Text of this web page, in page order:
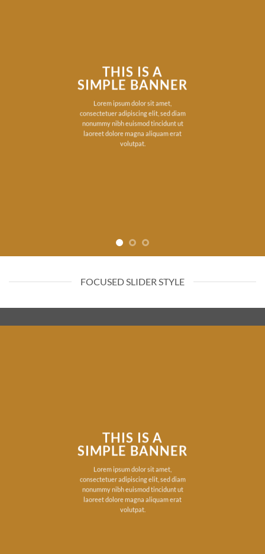
THIS IS A
SIMPLE BANNER
Lorem ipsum dolor sit amet,
consectetuer adipiscing elit, sed diam
nonummy nibh euismod tincidunt ut
laoreet dolore magna aliquam erat
volutpat.
FOCUSED SLIDER STYLE
THIS IS A
SIMPLE BANNER
Lorem ipsum dolor sit amet,
consectetuer adipiscing elit, sed diam
nonummy nibh euismod tincidunt ut
laoreet dolore magna aliquam erat
volutpat.